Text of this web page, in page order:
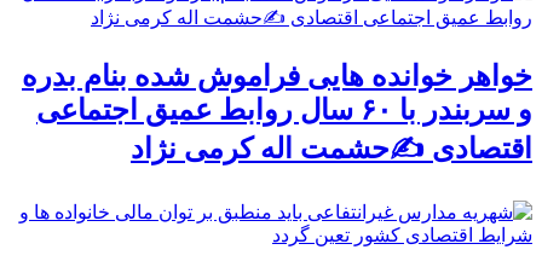
خواهر خوانده هایی فراموش شده بنام بدره
و سربندر با ۶۰ سال روابط عمیق اجتماعی
اقتصادی ✍حشمت اله کرمی نژاد